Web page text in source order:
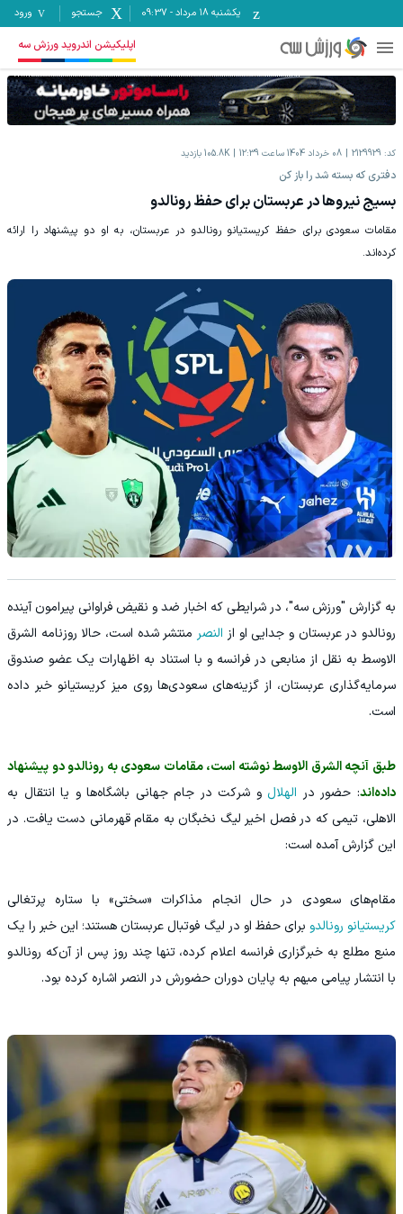
یکشنبه ۱۸ مرداد -
09:37 جستجو ورود
اپلیکیشن اندروید ورزش سه
کد: 2129929 08 خرداد 1404 ساعت 12:39 105.8K بازدید
دفتری که بسته شد را باز کن
بسیج نیروها در عربستان برای حفظ رونالدو
مقامات سعودی برای حفظ کریستیانو رونالدو در عربستان، به او دو پیشنهاد را ارائه
کرده‌اند.
به گزارش "ورزش سه"، در شرایطی که اخبار ضد و نقیض فراوانی پیرامون آینده
رونالدو در عربستان و جدایی او از النصر منتشر شده است، حالا روزنامه الشرق
الاوسط به نقل از منابعی در فرانسه و با استناد به اظهارات یک عضو صندوق
سرمایه‌گذاری عربستان، از گزینه‌های سعودی‌ها روی میز کریستیانو خبر داده
است.
طبق آنچه الشرق الاوسط نوشته است، مقامات سعودی به رونالدو دو پیشنهاد
داده‌اند: حضور در الهلال و شرکت در جام جهانی باشگاه‌ها و یا انتقال به
الاهلی، تیمی که در فصل اخیر لیگ نخبگان به مقام قهرمانی دست یافت. در
این گزارش آمده است:
مقام‌های سعودی در حال انجام مذاکرات «سختی» با ستاره پرتغالی
کریستیانو رونالدو برای حفظ او در لیگ فوتبال عربستان هستند؛ این خبر را یک
منبع مطلع به خبرگزاری فرانسه اعلام کرده، تنها چند روز پس از آن‌که رونالدو
با انتشار پیامی مبهم به پایان دوران حضورش در النصر اشاره کرده بود.